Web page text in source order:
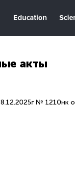
Education
акты
№ 1210нк